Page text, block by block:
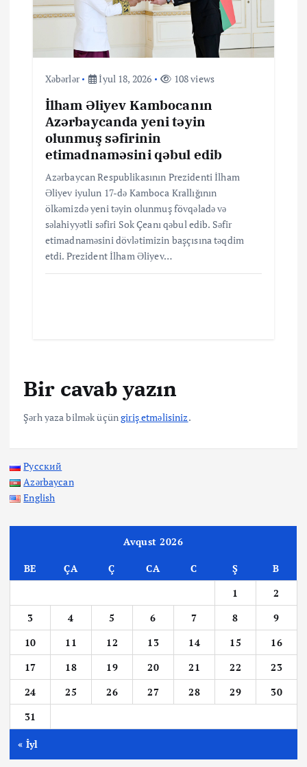
Xəbərlər İyul 18, 2026 108 views
İlham Əliyev Kambocanın
Azərbaycanda yeni təyin
olunmuş səfirinin
etimadnaməsini qəbul edib
Azərbaycan Respublikasının Prezidenti İlham
Əliyev iyulun 17-də Kamboca Krallığının
ölkəmizdə yeni təyin olunmuş fövqəladə və
səlahiyyətli səfiri Sok Çeanı qəbul edib. Səfir
etimadnaməsini dövlətimizin başçısına təqdim
etdi. Prezident İlham Əliyev…
Bir cavab yazın
Şərh yaza bilmək üçüngiriş etməlisiniz.
Русский
Azərbaycan
English
Avqust 2026
BE ÇA Ç CA C Ş
B
1
2
3
4 5 6 7 8
9
10
11 12 13 14 15
16
17
18 19 20 21 22
23
24
25 26 27 28 29
30
31
« İyl